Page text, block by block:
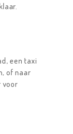
een taxi
of naar
voor